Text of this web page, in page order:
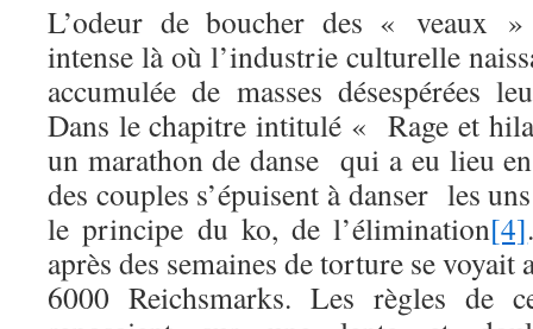
L’odeur de boucher des « veaux »
intense là où l’industrie culturelle
accumulée de masses désespérées
Dans le chapitre intitulé « Rage et
un marathon de danse qui a eu lieu
des couples s’épuisent à danser les
le principe du ko, de l’élimination[4]
après des semaines de torture se
6000 Reichsmarks. Les règles de